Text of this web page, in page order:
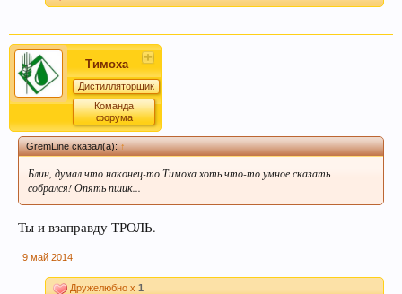
Тимоха
Дистилляторщик
Команда
форума
GremLine сказал(а):↑
Блин, думал что наконец-то Тимоха хоть что-то умное сказать
собрался! Опять пшик...
Ты и взаправду ТРОЛЬ.
9 май 2014
Дружелюбно x 1